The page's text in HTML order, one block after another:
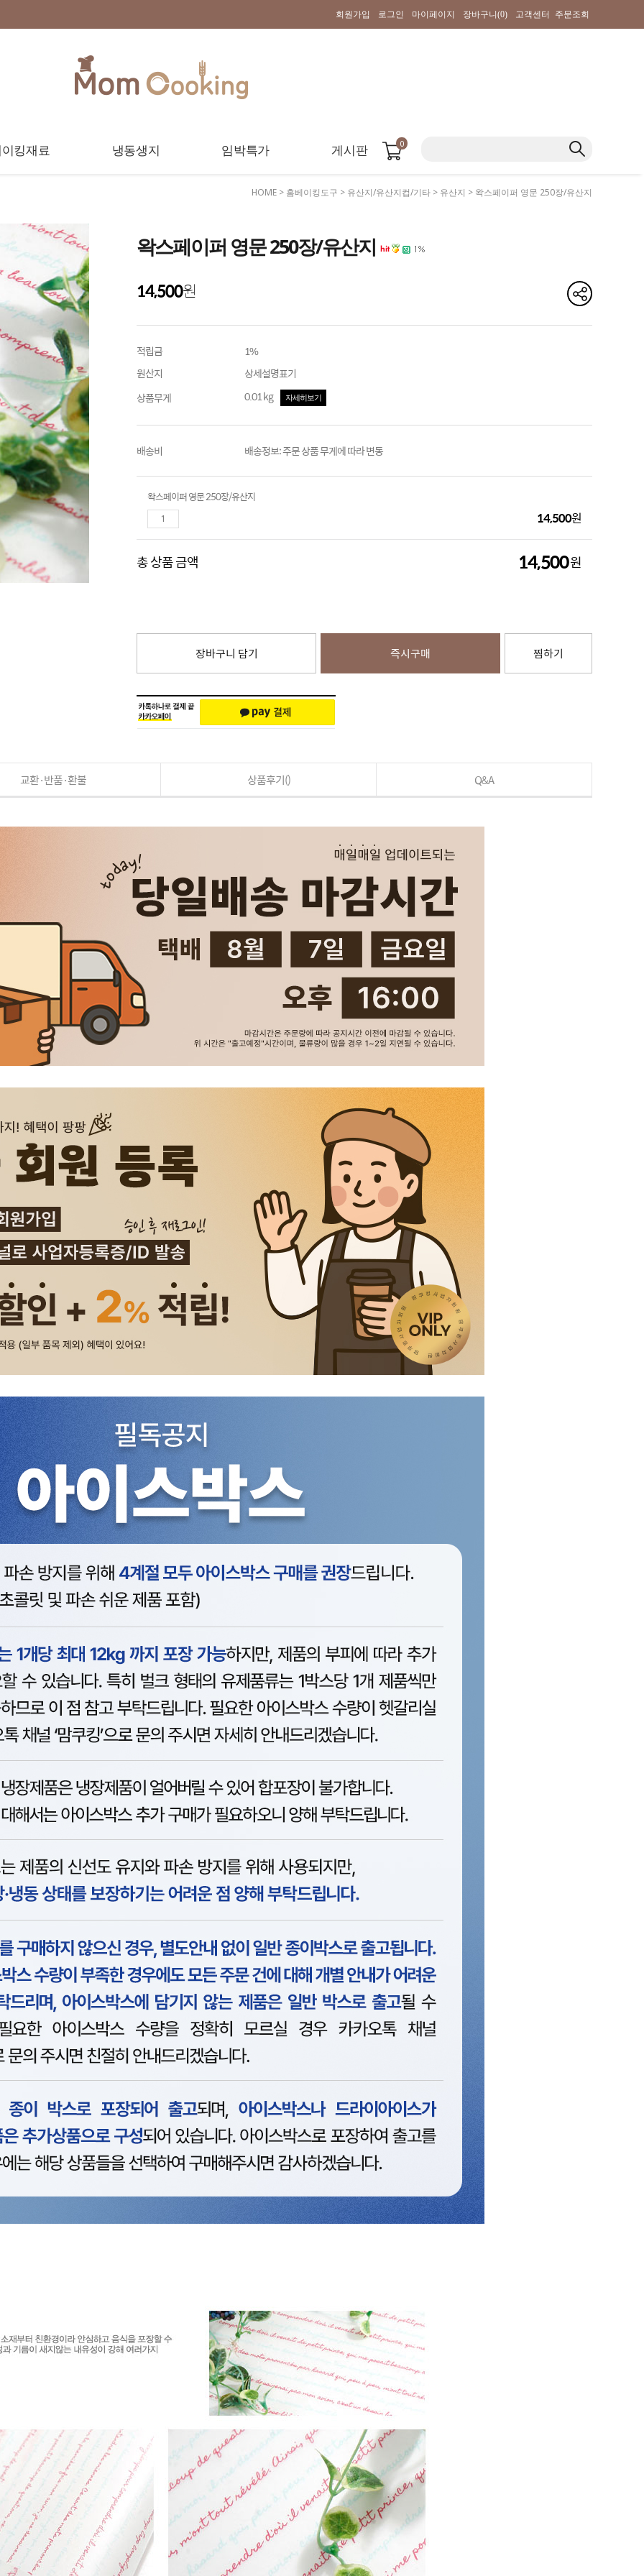
회원가입 로그인 마이페이지 장바구니(0) 고객센터 주문조회
킹재료 냉동생지 임박특가 게시판 0
HOME > 홈베이킹도구 > 유산지/유산지컵/기타 > 유산지 > 왁스페이퍼 영문 250장/유산지
왁스페이퍼 영문 250장/유산지
14,500원
적립금
1%
원산지
상세설명표기
상품무게
0.01 kg 자세히보기
배송비 배송정보: 주문 상품 무게에 따라 변동
왁스페이퍼 영문 250장/유산지
14,500원
총 상품 금액 14,500원
장바구니 담기 즉시구매 찜하기
교환·반품·환불 상품후기() Q&A